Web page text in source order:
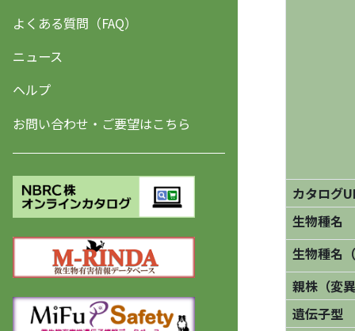
よくある質問（FAQ）
ニュース
ヘルプ
お問い合わせ・ご要望はこちら
カタログ
生物種名
生物種名
親株（変
遺伝子型